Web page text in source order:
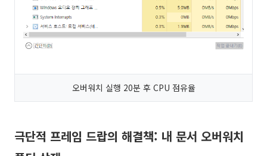
오버워치 실행 20분 후 CPU 점유율
극단적 프레임 드랍의 해결책: 내 문서 오버워치